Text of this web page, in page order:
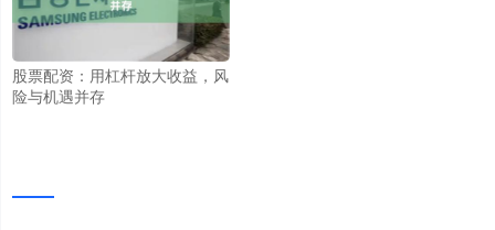
股票配资：用杠杆放大收益，风
险与机遇并存